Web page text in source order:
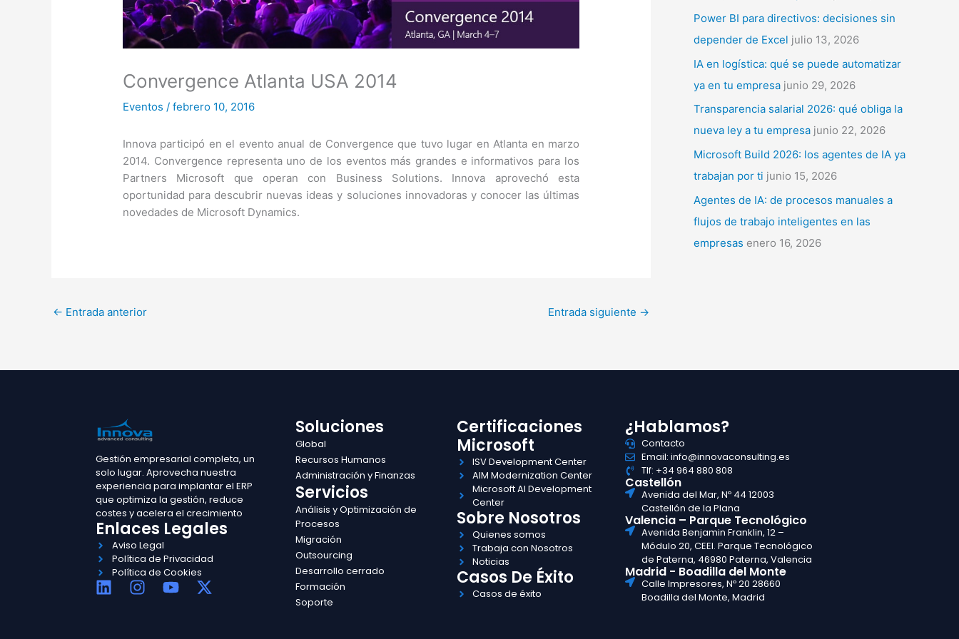
Convergence Atlanta USA 2014
Eventos /febrero 10, 2016
Innova participó en el evento anual de Convergence que tuvo lugar en Atlanta en marzo
2014. Convergence representa uno de los eventos más grandes e informativos para los
Partners Microsoft que operan con Business Solutions. Innova aprovechó esta
oportunidad para descubrir nuevas ideas y soluciones innovadoras y conocer las últimas
novedades de Microsoft Dynamics.
← Entrada anterior Entrada siguiente →
:
Power BI para directivos: decisiones sin
depender de Excel julio 13, 2026
IA en logística: qué se puede automatizar
ya en tu empresa junio 29, 2026
Transparencia salarial 2026: qué obliga la
nueva ley a tu empresa junio 22, 2026
Microsoft Build 2026: los agentes de IA ya
trabajan por ti junio 15, 2026
Agentes de IA: de procesos manuales a
flujos de trabajo inteligentes en las
empresas enero 16, 2026
Gestión empresarial completa, un
solo lugar. Aprovecha nuestra
experiencia para implantar el ERP
que optimiza la gestión, reduce
costes y acelera el crecimiento
Enlaces Legales
Aviso Legal
Política de Privacidad
Política de Cookies
L
I
Y
X
Soluciones
Global
Recursos Humanos
Administración y Finanzas
Servicios
Análisis y Optimización de
Procesos
Migración
Outsourcing
Desarrollo cerrado
Formación
Soporte
Certificaciones
Microsoft
ISV Development Center
AIM Modernization Center
Microsoft AI Development
Center
Sobre Nosotros
Quienes somos
Trabaja con Nosotros
Noticias
Casos De Éxito
Casos de éxito
¿Hablamos?
Contacto
Email: info@innovaconsulting.es
Tlf: +34 964 880 808
Castellón
Avenida del Mar, Nº 44 12003
Castellón de la Plana
Valencia – Parque Tecnológico
Avenida Benjamin Franklin, 12 –
Módulo 20, CEEI. Parque Tecnológico
de Paterna, 46980 Paterna, Valencia
Madrid - Boadilla del Monte
Calle Impresores, Nº 20 28660
Boadilla del Monte, Madrid